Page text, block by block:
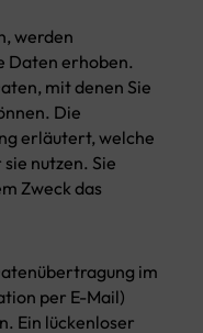
werden
Daten erhoben.
mit denen Sie
Die
erläutert, welche
nutzen. Sie
Zweck das
im
per E-Mail)
Ein lückenloser